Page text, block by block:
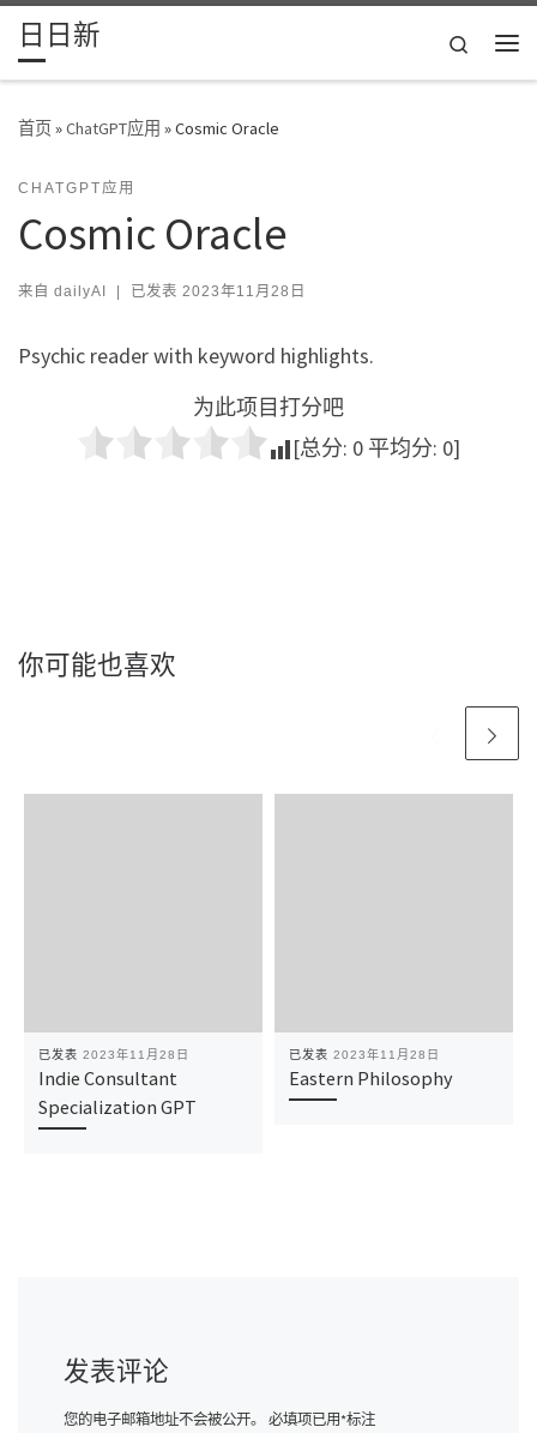
Skip to content
日日新
Search
首页»ChatGPT应用 »Cosmic Oracle
CHATGPT应用
Cosmic Oracle
来自 dailyAI | 已发表 2023年11月28日
Psychic reader with keyword highlights.
为此项目打分吧
[总分: 0 平均分: 0]
你可能也喜欢
已发表 2023年11月28日
Indie Consultant
Specialization GPT
已发表 2023年11月28日
Eastern Philosophy
发表评论
您的电子邮箱地址不会被公开。 必填项已用*标注